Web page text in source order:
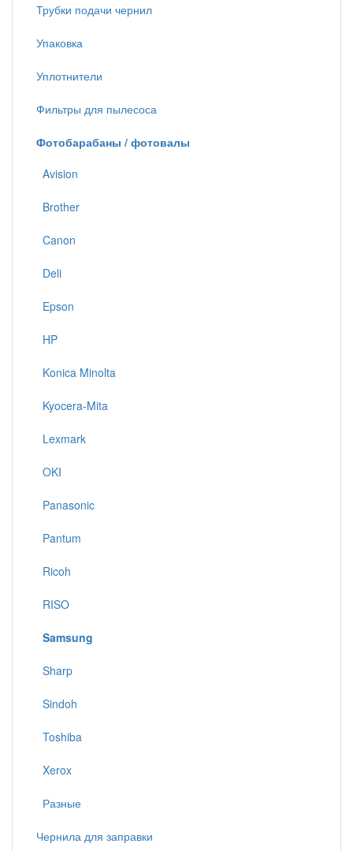
Трубки подачи чернил
Упаковка
Уплотнители
Фильтры для пылесоса
Фотобарабаны / фотовалы
Avision
Brother
Canon
Deli
Epson
HP
Konica Minolta
Kyocera-Mita
Lexmark
OKI
Panasonic
Pantum
Ricoh
RISO
Samsung
Sharp
Sindoh
Toshiba
Xerox
Разные
Чернила для заправки